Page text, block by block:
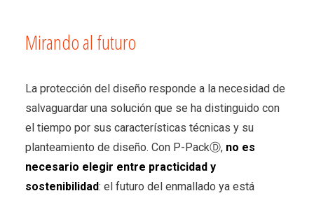
Mirando al futuro
La protección del diseño responde a la necesidad de
salvaguardar una solución que se ha distinguido con
el tiempo por sus características técnicas y su
planteamiento de diseño. Con P-PackⒹ, no es
necesario elegir entre practicidad y
sostenibilidad: el futuro del enmallado ya está